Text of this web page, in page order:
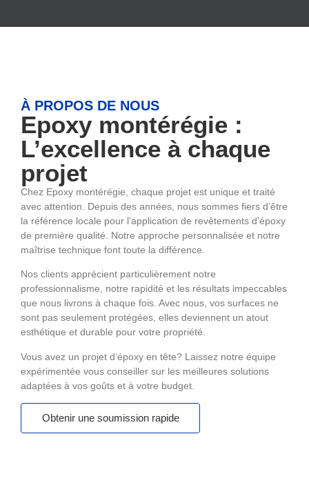
À PROPOS DE NOUS
Epoxy montérégie :
L’excellence à chaque
projet
Chez Epoxy montérégie, chaque projet est unique et traité
avec attention. Depuis des années, nous sommes fiers d’être
la référence locale pour l’application de revêtements d’époxy
de première qualité. Notre approche personnalisée et notre
maîtrise technique font toute la différence.
Nos clients apprécient particulièrement notre
professionnalisme, notre rapidité et les résultats impeccables
que nous livrons à chaque fois. Avec nous, vos surfaces ne
sont pas seulement protégées, elles deviennent un atout
esthétique et durable pour votre propriété.
Vous avez un projet d’époxy en tête? Laissez notre équipe
expérimentée vous conseiller sur les meilleures solutions
adaptées à vos goûts et à votre budget.
Obtenir une soumission rapide